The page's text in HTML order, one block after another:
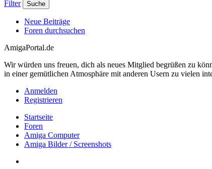
Filter
Suche
Neue Beiträge
Foren durchsuchen
AmigaPortal.de
Wir würden uns freuen, dich als neues Mitglied begrüßen zu
in einer gemütlichen Atmosphäre mit anderen Usern zu vielen
Anmelden
Registrieren
Startseite
Foren
Amiga Computer
Amiga Bilder / Screenshots